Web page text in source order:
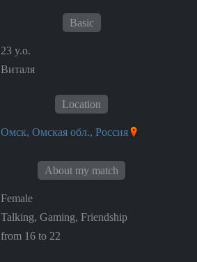
Basic
23 y.o.
Виталя
Location
Омск, Омская обл., Россия
About my match
Female
Talking, Gaming, Friendship
from 16 to 22